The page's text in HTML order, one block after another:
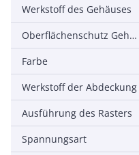
Werkstoff des Gehäuses
Oberflächenschutz Gehäuse
Farbe
Werkstoff der Abdeckung
Ausführung des Rasters
Spannungsart